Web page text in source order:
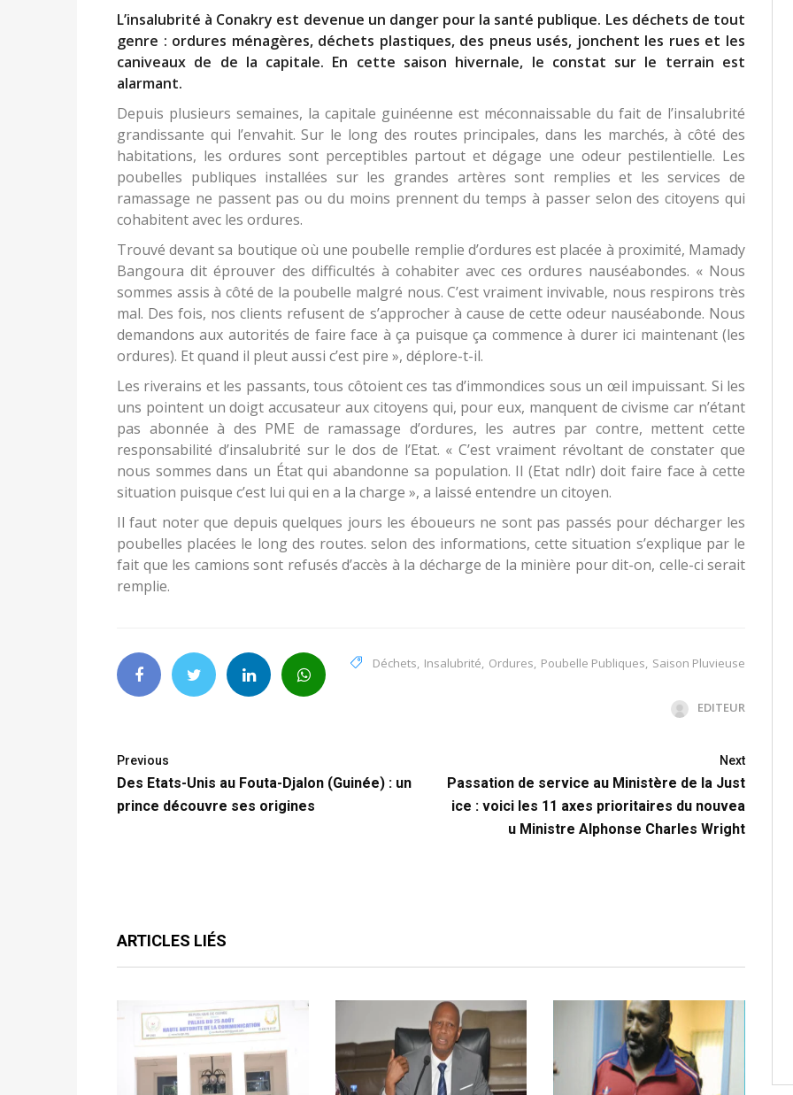
L’insalubrité à Conakry est devenue un danger pour la santé publique. Les déchets de tout
genre : ordures ménagères, déchets plastiques, des pneus usés, jonchent les rues et les
caniveaux de de la capitale. En cette saison hivernale, le constat sur le terrain est
alarmant.
Depuis plusieurs semaines, la capitale guinéenne est méconnaissable du fait de l’insalubrité
grandissante qui l’envahit. Sur le long des routes principales, dans les marchés, à côté des
habitations, les ordures sont perceptibles partout et dégage une odeur pestilentielle. Les
poubelles publiques installées sur les grandes artères sont remplies et les services de
ramassage ne passent pas ou du moins prennent du temps à passer selon des citoyens qui
cohabitent avec les ordures.
Trouvé devant sa boutique où une poubelle remplie d’ordures est placée à proximité, Mamady
Bangoura dit éprouver des difficultés à cohabiter avec ces ordures nauséabondes. « Nous
sommes assis à côté de la poubelle malgré nous. C’est vraiment invivable, nous respirons très
mal. Des fois, nos clients refusent de s’approcher à cause de cette odeur nauséabonde. Nous
demandons aux autorités de faire face à ça puisque ça commence à durer ici maintenant (les
ordures). Et quand il pleut aussi c’est pire », déplore-t-il.
Les riverains et les passants, tous côtoient ces tas d’immondices sous un œil impuissant. Si les
uns pointent un doigt accusateur aux citoyens qui, pour eux, manquent de civisme car n’étant
pas abonnée à des PME de ramassage d’ordures, les autres par contre, mettent cette
responsabilité d’insalubrité sur le dos de l’Etat. « C’est vraiment révoltant de constater que
nous sommes dans un État qui abandonne sa population. Il (Etat ndlr) doit faire face à cette
situation puisque c’est lui qui en a la charge », a laissé entendre un citoyen.
Il faut noter que depuis quelques jours les éboueurs ne sont pas passés pour décharger les
poubelles placées le long des routes. selon des informations, cette situation s’explique par le
fait que les camions sont refusés d’accès à la décharge de la minière pour dit-on, celle-ci serait
remplie.
Déchets, Insalubrité, Ordures, Poubelle Publiques, Saison Pluvieuse
EDITEUR
Previous
Des Etats-Unis au Fouta-Djalon (Guinée) : un
prince découvre ses origines
Next
Passation de service au Ministère de la Just
ice : voici les 11 axes prioritaires du nouvea
u Ministre Alphonse Charles Wright
ARTICLES LIÉS